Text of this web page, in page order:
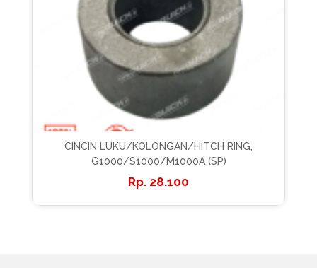
CINCIN LUKU/KOLONGAN/HITCH RING,
G1000/S1000/M1000A (SP)
28.100